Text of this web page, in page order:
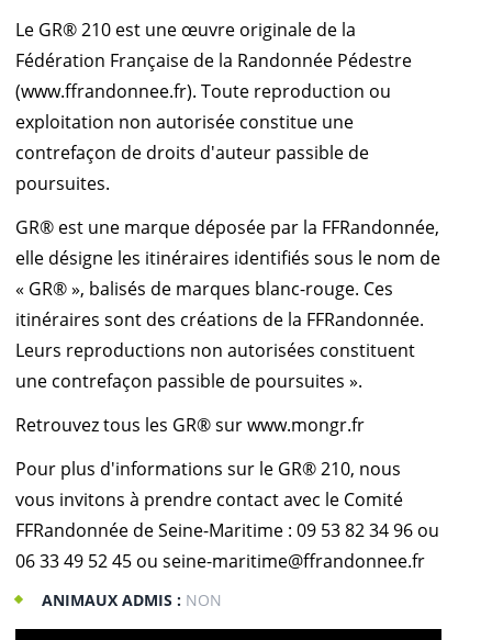
Le GR® 210 est une œuvre originale de la
Fédération Française de la Randonnée Pédestre
(www.ffrandonnee.fr). Toute reproduction ou
exploitation non autorisée constitue une
contrefaçon de droits d'auteur passible de
poursuites.
GR® est une marque déposée par la FFRandonnée,
elle désigne les itinéraires identifiés sous le nom de
« GR® », balisés de marques blanc-rouge. Ces
itinéraires sont des créations de la FFRandonnée.
Leurs reproductions non autorisées constituent
une contrefaçon passible de poursuites ».
Retrouvez tous les GR® sur www.mongr.fr
Pour plus d'informations sur le GR® 210, nous
vous invitons à prendre contact avec le Comité
FFRandonnée de Seine-Maritime : 09 53 82 34 96 ou
06 33 49 52 45 ou seine-maritime@ffrandonnee.fr
ANIMAUX ADMIS : NON